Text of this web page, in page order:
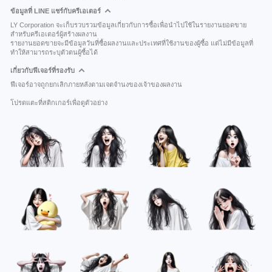
ข้อมูลที่ LINE แชร์กับครีเอเตอร์
LY Corporation จะเก็บรวบรวมข้อมูลเกี่ยวกับการซื้อเพื่อนำไปใช้ในรายงานยอดขาย
สำหรับครีเอเตอร์ผู้สร้างผลงาน
รายงานยอดขายจะมีข้อมูลวันที่ซื้อผลงานและประเทศที่ใช้งานของผู้ซื้อ แต่ไม่มีข้อมูลที่
ทำให้สามารถระบุตัวตนผู้ซื้อได้
เกี่ยวกับฟีเจอร์ที่รองรับ
ฟีเจอร์อาจถูกยกเลิกภายหลังตามเจตจำนงของเจ้าของผลงาน
โปรดแตะที่สติกเกอร์เพื่อดูตัวอย่าง